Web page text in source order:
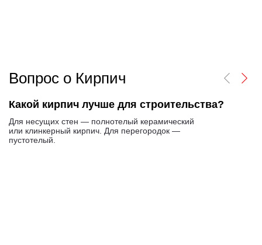
Вопрос о Кирпич
Какой кирпич лучше для строительства?
Для несущих стен — полнотелый керамический
или клинкерный кирпич. Для перегородок —
пустотелый.